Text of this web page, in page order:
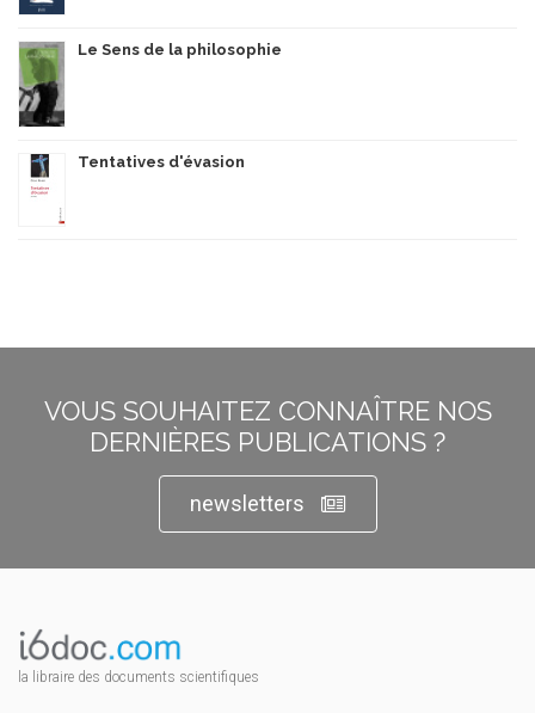
Le Sens de la philosophie
Tentatives d'évasion
VOUS SOUHAITEZ CONNAÎTRE NOS
DERNIÈRES PUBLICATIONS ?
newsletters
la libraire des documents scientifiques